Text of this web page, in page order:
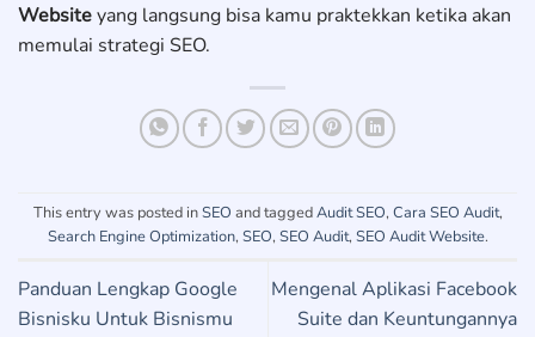
Websiteyang langsung bisa kamu praktekkan ketika akan
memulai strategi SEO.
This entry was posted inSEO and taggedAudit SEO, Cara SEO Audit,
Search Engine Optimization, SEO, SEO Audit, SEO Audit Website.
Panduan Lengkap Google
Bisnisku Untuk Bisnismu
Mengenal Aplikasi Facebook
Suite dan Keuntungannya